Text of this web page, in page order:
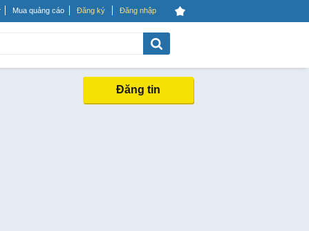
Mua quảng cáo Đăng ký Đăng nhập
Đăng tin